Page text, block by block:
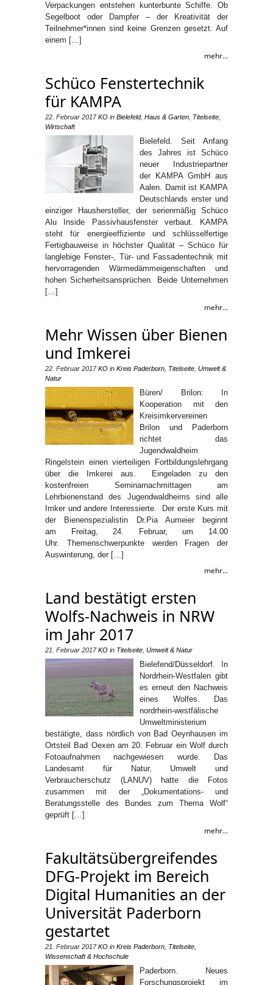
Verpackungen entstehen kunterbunte Schiffe. Ob
Segelboot oder Dampfer – der Kreativität der
Teilnehmer*innen sind keine Grenzen gesetzt. Auf
einem […]
mehr...
Schüco Fenstertechnik
für KAMPA
22. Februar 2017 KO in Bielefeld, Haus & Garten Titelseite
Wirtschaft
Bielefeld. Seit Anfang
des Jahres ist Schüco
neuer Industriepartner
der KAMPA GmbH aus
Aalen. Damit ist KAMPA
Deutschlands erster und
einziger Haushersteller, der serienmäßig Schüco
Alu Inside Passivhausfenster verbaut. KAMPA
steht für energieeffiziente und schlüsselfertige
Fertigbauweise in höchster Qualität – Schüco für
langlebige Fenster-, Tür- und Fassadentechnik mit
hervorragenden Wärmedämmeigenschaften und
hohen Sicherheitsansprüchen. Beide Unternehmen
[…]
mehr...
Mehr Wissen über Bienen
und Imkerei
22. Februar 2017 KO in Kreis Paderborn Titelseite Umwelt &
Natur
Büren/ Brilon: In
Kooperation mit den
Kreisimkervereinen
Brilon und Paderborn
richtet das
Jugendwaldheim
Ringelstein einen vierteiligen Fortbildungslehrgang
über die Imkerei aus. Eingeladen zu den
kostenfreien Seminarnachmittagen am
Lehrbienenstand des Jugendwaldheims sind alle
Imker und andere Interessierte. Der erste Kurs mit
der Bienenspezialistin Dr.Pia Aumeier beginnt
am Freitag, 24. Februar, um 14.00
Uhr. Themenschwerpunkte werden Fragen der
Auswinterung, der […]
mehr...
Land bestätigt ersten
Wolfs-Nachweis in NRW
im Jahr 2017
21. Februar 2017 KO in Titelseite Umwelt & Natur
Bielefend/Düsseldorf. In
Nordrhein-Westfalen gibt
es erneut den Nachweis
eines Wolfes. Das
nordrhein-westfälische
Umweltministerium
bestätigte, dass nördlich von Bad Oeynhausen im
Ortsteil Bad Oexen am 20. Februar ein Wolf durch
Fotoaufnahmen nachgewiesen wurde. Das
Landesamt für Natur, Umwelt und
Verbraucherschutz (LANUV) hatte die Fotos
zusammen mit der „Dokumentations- und
Beratungsstelle des Bundes zum Thema Wolf“
geprüft […]
mehr...
Fakultätsübergreifendes
DFG-Projekt im Bereich
Digital Humanities an der
Universität Paderborn
gestartet
21. Februar 2017 KO in Kreis Paderborn Titelseite
Wissenschaft & Hochschule
Paderborn. Neues
Forschungsprojekt im